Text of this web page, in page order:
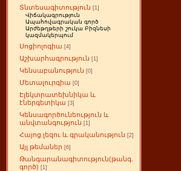
Տնտեսագիտություն [1]
Վիճակագրություն
Ապահովագրական գործ
Արժեթղթերի շուկա Բիզնեսի
կազմակերպում
Սոցիոլոգիա [4]
Աշխարհագրություն [1]
Կենսաբանություն [0]
Մետալուրգիա [0]
Էլեկտրատեխնիկա և
էներգետիկա [3]
Կենսագործունեություն և
անվտանգություն [1]
Հայոց լեզու և գրականություն [2]
Այլ թեմաներ [6]
Թանգարանագիտություն(թանգ.
գործ) [1]